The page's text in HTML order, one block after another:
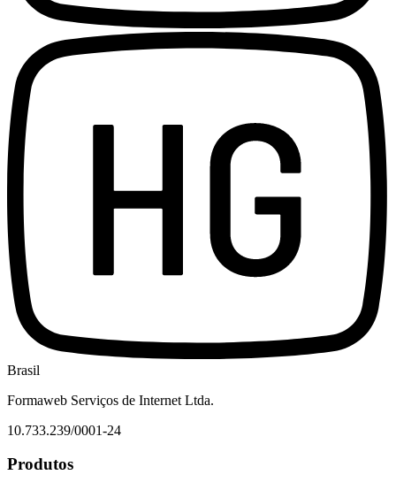
Brasil
Formaweb Serviços de Internet Ltda.
10.733.239/0001-24
Produtos